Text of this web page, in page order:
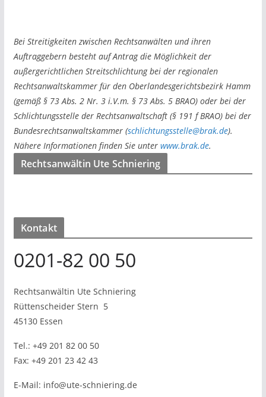
Bei Streitigkeiten zwischen Rechtsanwälten und ihren
Auftraggebern besteht auf Antrag die Möglichkeit der
außergerichtlichen Streitschlichtung bei der regionalen
Rechtsanwaltskammer für den Oberlandesgerichtsbezirk Hamm
(gemäß § 73 Abs. 2 Nr. 3 i.V.m. § 73 Abs. 5 BRAO) oder bei der
Schlichtungsstelle der Rechtsanwaltschaft (§ 191 f BRAO) bei der
Bundesrechtsanwaltskammer (schlichtungsstelle@brak.de).
Nähere Informationen finden Sie unter www.brak.de.
Rechtsanwältin Ute Schniering
Kontakt
0201-82 00 50
Rechtsanwältin Ute Schniering
Rüttenscheider Stern 5
45130 Essen
Tel.: +49 201 82 00 50
Fax: +49 201 23 42 43
E-Mail: info@ute-schniering.de